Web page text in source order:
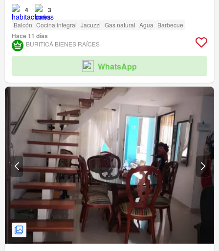
4 3
Balcón Cocina integral Jacuzzi Gas natural Agua Barbecue
Hace 11 días
BURITICÁ BIENES RAÍCES
WhatsApp